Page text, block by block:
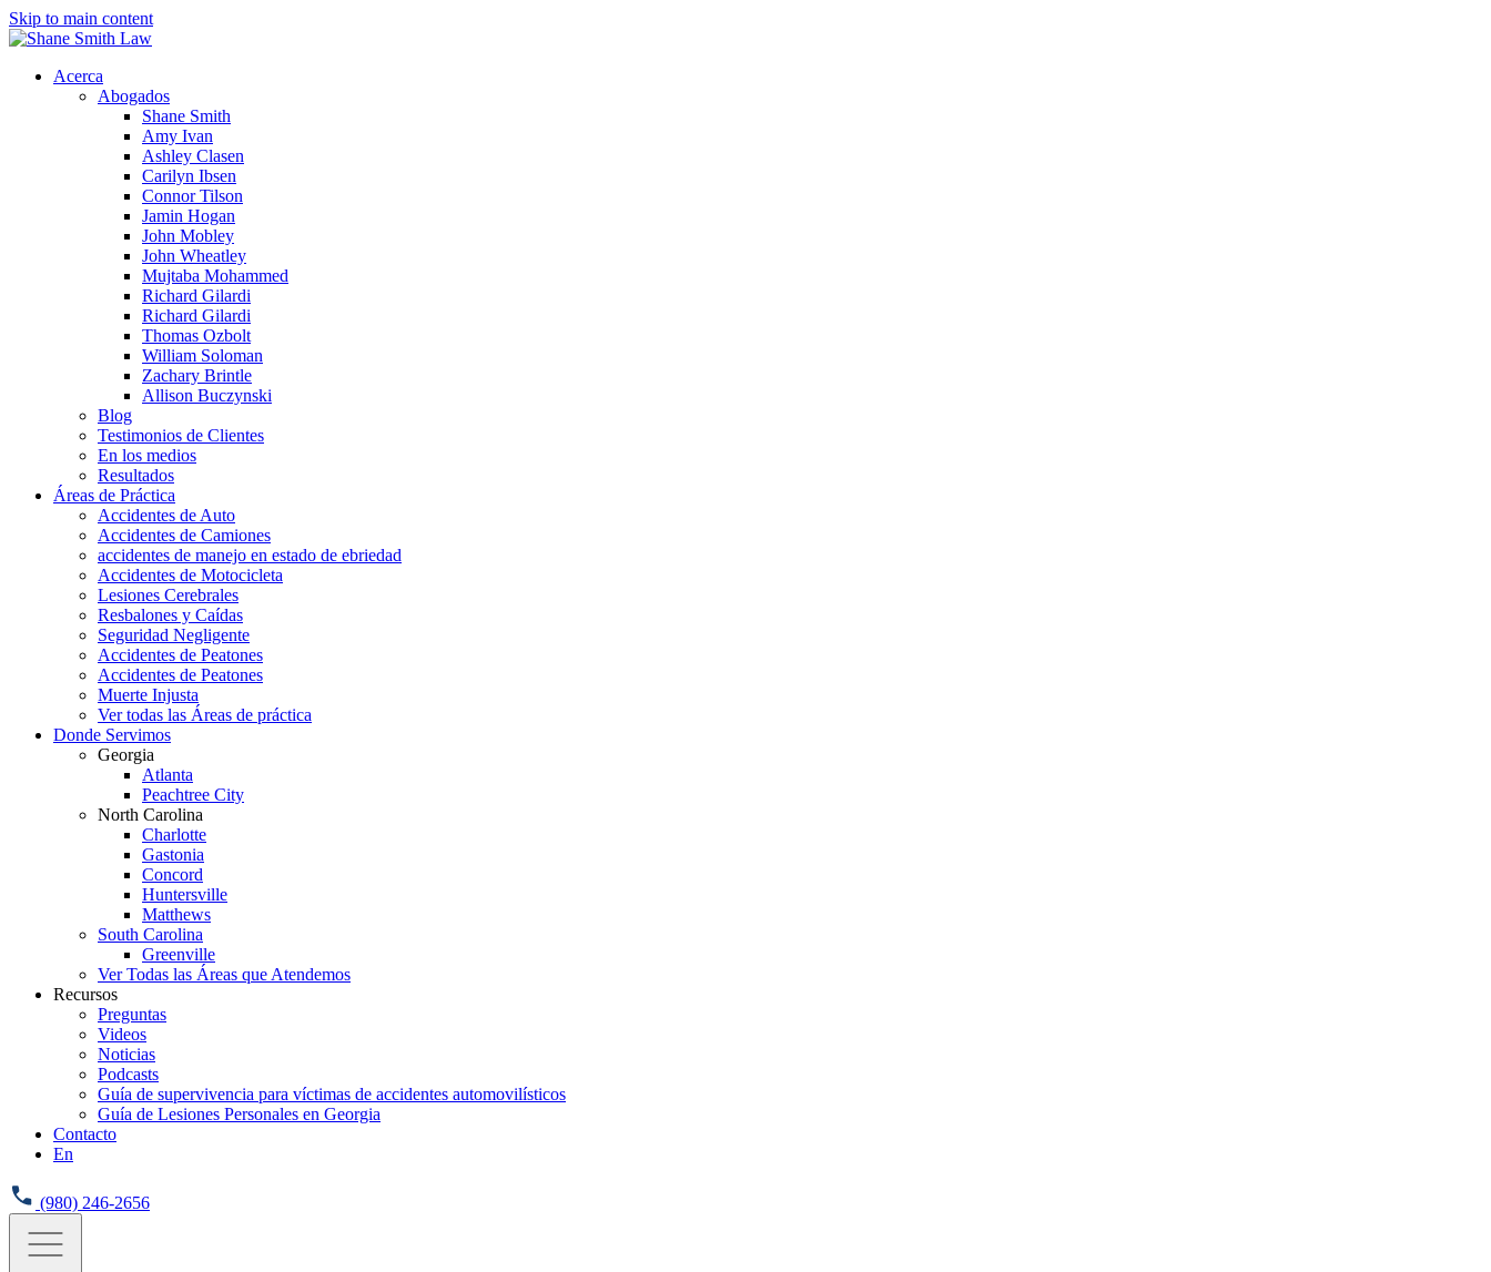
Skip to main content
Acerca
Abogados
Shane Smith
Amy Ivan
Ashley Clasen
Carilyn Ibsen
Connor Tilson
Jamin Hogan
John Mobley
John Wheatley
Mujtaba Mohammed
Richard Gilardi
Richard Gilardi
Thomas Ozbolt
William Soloman
Zachary Brintle
Allison Buczynski
Blog
Testimonios de Clientes
En los medios
Resultados
Áreas de Práctica
Accidentes de Auto
Accidentes de Camiones
accidentes de manejo en estado de ebriedad
Accidentes de Motocicleta
Lesiones Cerebrales
Resbalones y Caídas
Seguridad Negligente
Accidentes de Peatones
Accidentes de Peatones
Muerte Injusta
Ver todas las Áreas de práctica
Donde Servimos
Georgia
Atlanta
Peachtree City
North Carolina
Charlotte
Gastonia
Concord
Huntersville
Matthews
South Carolina
Greenville
Ver Todas las Áreas que Atendemos
Recursos
Preguntas
Videos
Noticias
Podcasts
Guía de supervivencia para víctimas de accidentes automovilísticos
Guía de Lesiones Personales en Georgia
Contacto
En
(980) 246-2656